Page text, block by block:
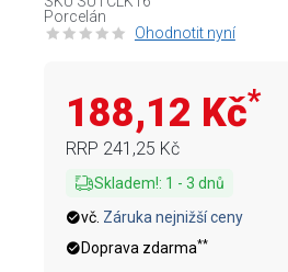
Porcelán
Ohodnotit nyní
188,12 Kč*
RRP 241,25 Kč
Skladem!: 1 - 3 dnů
vč. Záruka nejnižší ceny
Doprava zdarma**